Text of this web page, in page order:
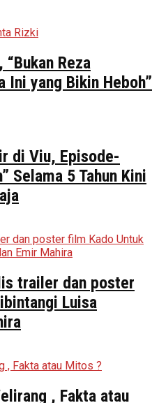
Reza
Ini yang Bikin Heboh”
di Viu, Episode-
Selama 5 Tahun Kini
trailer dan poster
Luisa
, Fakta atau